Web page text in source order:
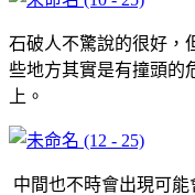
石破人不驚說的很好，
些地方其實是有撞頭的
上。
中間也不時會出現可